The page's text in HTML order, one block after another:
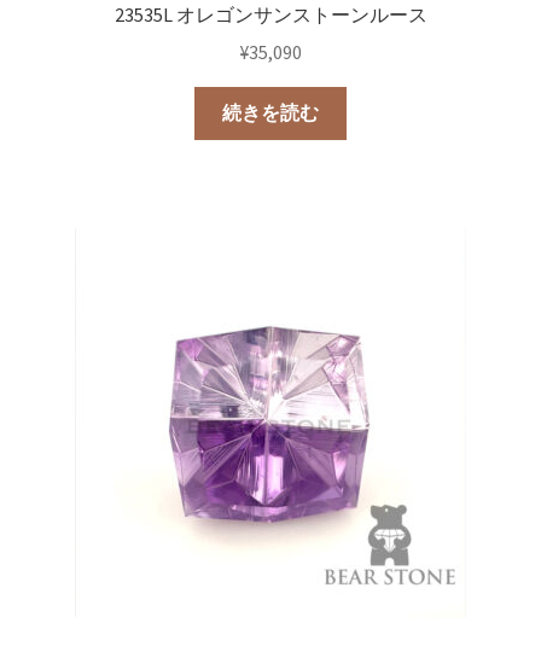
23535L オレゴンサンストーンルース
¥35,090
続きを読む